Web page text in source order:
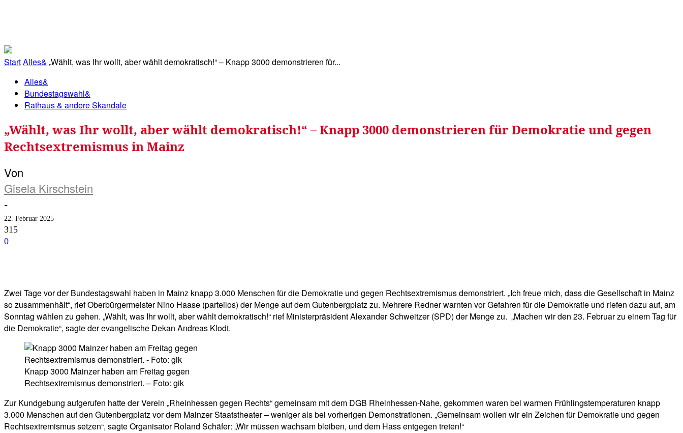
StartAlles& „Wählt, was Ihr wollt, aber wählt demokratisch!“ – Knapp 3000 demonstrieren für...
Alles&
Bundestagswahl&
Rathaus & andere Skandale
„Wählt, was Ihr wollt, aber wählt demokratisch!“ – Knapp 3000 demonstrieren für Demokratie und gegen
Rechtsextremismus in Mainz
Von
Gisela Kirschstein
-
22. Februar 2025
315
0
Zwei Tage vor der Bundestagswahl haben in Mainz knapp 3.000 Menschen für die Demokratie und gegen Rechtsextremismus demonstriert. „Ich freue mich, dass die Gesellschaft in Mainz
so zusammenhält“, rief Oberbürgermeister Nino Haase (parteilos) der Menge auf dem Gutenbergplatz zu. Mehrere Redner warnten vor Gefahren für die Demokratie und riefen dazu auf, am
Sonntag wählen zu gehen. „Wählt, was Ihr wollt, aber wählt demokratisch!“ rief Ministerpräsident Alexander Schweitzer (SPD) der Menge zu. „Machen wir den 23. Februar zu einem Tag für
die Demokratie“, sagte der evangelische Dekan Andreas Klodt.
Knapp 3000 Mainzer haben am Freitag gegen
Rechtsextremismus demonstriert. – Foto: gik
Zur Kundgebung aufgerufen hatte der Verein „Rheinhessen gegen Rechts“ gemeinsam mit dem DGB Rheinhessen-Nahe, gekommen waren bei warmen Frühlingstemperaturen knapp
3.000 Menschen auf den Gutenbergplatz vor dem Mainzer Staatstheater – weniger als bei vorherigen Demonstrationen. „Gemeinsam wollen wir ein Zeichen für Demokratie und gegen
Rechtsextremismus setzen“, sagte Organisator Roland Schäfer: „Wir müssen wachsam bleiben, und dem Hass entgegen treten!“